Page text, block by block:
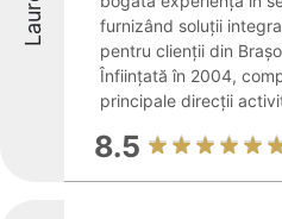
furnizând soluții
pentru clienții din
Înființată în 2004,
principale direcții
8.5